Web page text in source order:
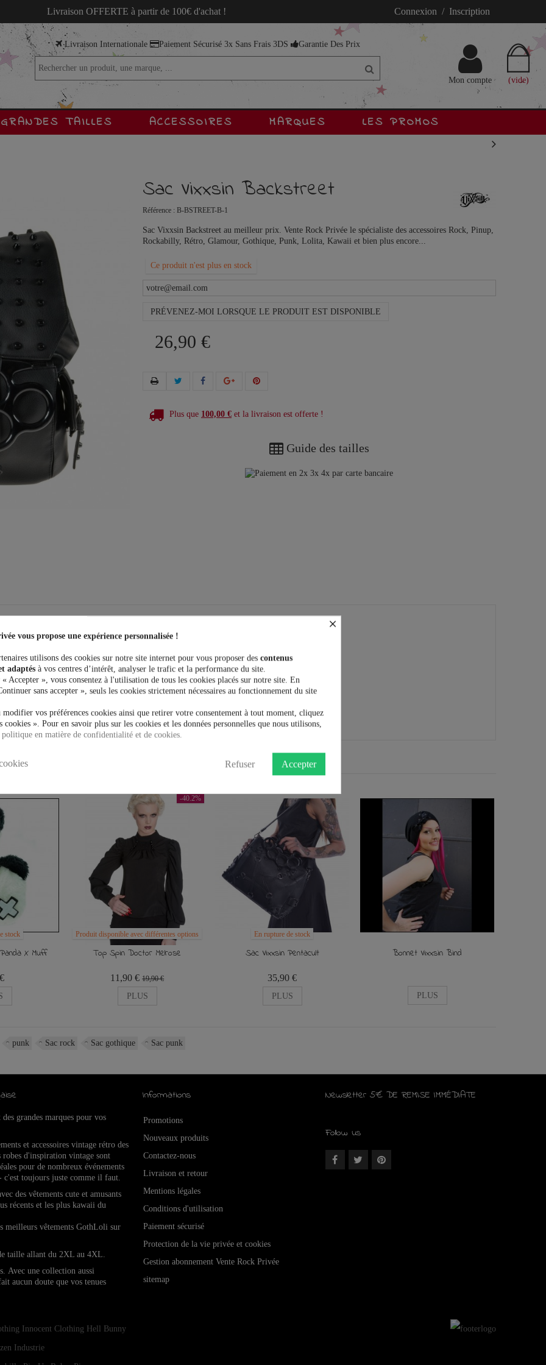
Livraison OFFERTE à partir de 100€ d'achat ! Connexion / Inscription
Livraison Internationale Paiement Sécurisé 3x Sans Frais 3DS Garantie Des Prix
(vide)
Mon compte
GRANDES TAILLES ACCESSOIRES MARQUES LES PROMOS
Sac Vixxsin Backstreet
Référence : B-BSTREET-B-1
Sac Vixxsin Backstreet au meilleur prix. Vente Rock Privée le spécialiste des accessoires Rock, Pinup,
Rockabilly, Rétro, Glamour, Gothique, Punk, Lolita, Kawaii et bien plus encore...
Ce produit n'est plus en stock
PRÉVENEZ-MOI LORSQUE LE PRODUIT EST DISPONIBLE
26,90 €
Plus que 100,00 € et la livraison est offerte !
Guide des tailles
stock
X Muff
-40.2%
Produit disponible avec différentes options
Top Spin Doctor Melrose
11,90 €19,90 €
PLUS
En rupture de stock
Sac Vixxsin Pentacult
35,90 €
PLUS
Bonnet Vixxsin Bind
PLUS
punk Sac rock Sac gothique Sac punk
grandes marques pour vos
et accessoires vintage rétro des
robes d'inspiration vintage sont
pour de nombreux événements
toujours juste comme il faut.
des vêtements cute et amusants
récents et les plus kawaii du
meilleurs vêtements GothLoli sur
taille allant du 2XL au 4XL.
Avec une collection aussi
aucun doute que vos tenues
Informations
Promotions
Nouveaux produits
Contactez-nous
Livraison et retour
Mentions légales
Conditions d'utilisation
Paiement sécurisé
Protection de la vie privée et cookies
Gestion abonnement Vente Rock Privée
sitemap
Newsletter 5€ DE REMISE IMMÉDIATE
Follow us
Innocent Clothing Hell Bunny
Industrie
×
vous propose une expérience personnalisée !
utilisons des cookies sur notre site internet pour vous proposer des contenus
adaptés à vos centres d’intérêt, analyser le trafic et la performance du site.
Accepter », vous consentez à l'utilisation de tous les cookies placés sur notre site. En
sans accepter », seuls les cookies strictement nécessaires au fonctionnement du site
vos préférences cookies ainsi que retirer votre consentement à tout moment, cliquez
cookies ». Pour en savoir plus sur les cookies et les données personnelles que nous utilisons,
en matière de confidentialité et de cookies.
Accepter
Refuser